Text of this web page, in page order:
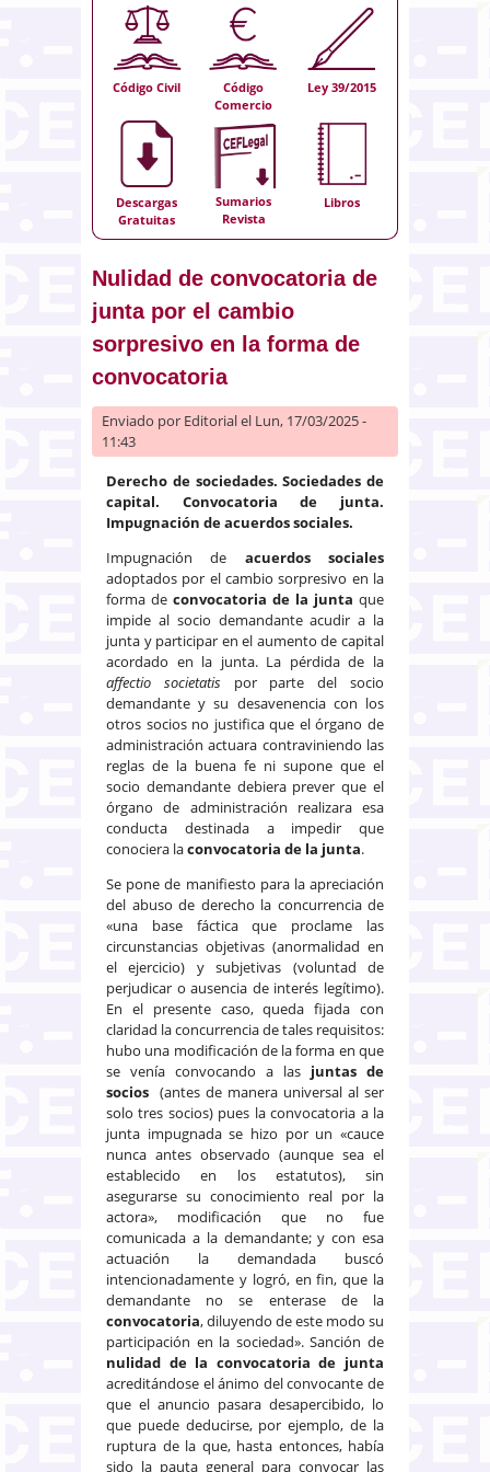
Código Civil
Código
Comercio
Ley 39/2015
Descargas
Gratuitas
Sumarios
Revista
Libros
Nulidad de convocatoria de
junta por el cambio
sorpresivo en la forma de
convocatoria
Enviado por Editorialel Lun, 17/03/2025 -
11:43
Derecho de sociedades. Sociedades de
capital. Convocatoria de junta.
Impugnación de acuerdos sociales.
Impugnación de acuerdos sociales
adoptados por el cambio sorpresivo en la
forma de convocatoria de la junta que
impide al socio demandante acudir a la
junta y participar en el aumento de capital
acordado en la junta. La pérdida de la
affectio societatispor parte del socio
demandante y su desavenencia con los
otros socios no justifica que el órgano de
administración actuara contraviniendo las
reglas de la buena fe ni supone que el
socio demandante debiera prever que el
órgano de administración realizara esa
conducta destinada a impedir que
conociera laconvocatoria de la junta.
Se pone de manifiesto para la apreciación
del abuso de derecho la concurrencia de
«una base fáctica que proclame las
circunstancias objetivas (anormalidad en
el ejercicio) y subjetivas (voluntad de
perjudicar o ausencia de interés legítimo).
En el presente caso, queda fijada con
claridad la concurrencia de tales requisitos:
hubo una modificación de la forma en que
se venía convocando a las juntas de
socios (antes de manera universal al ser
solo tres socios) pues la convocatoria a la
junta impugnada se hizo por un «cauce
nunca antes observado (aunque sea el
establecido en los estatutos), sin
asegurarse su conocimiento real por la
actora», modificación que no fue
comunicada a la demandante; y con esa
actuación la demandada buscó
intencionadamente y logró, en fin, que la
demandante no se enterase de la
convocatoria, diluyendo de este modo su
participación en la sociedad». Sanción de
nulidad de la convocatoria de junta
acreditándose el ánimo del convocante de
que el anuncio pasara desapercibido, lo
que puede deducirse, por ejemplo, de la
ruptura de la que, hasta entonces, había
sido la pauta general para convocar las